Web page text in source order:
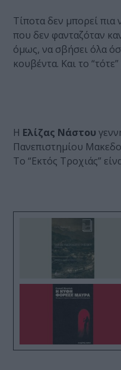
Τίποτα δεν μπορεί
που δεν φανταζόταν
όμως, να σβήσει όλα
κουβέντα. Και το
Η Ελίζας Νάστου
Πανεπιστημίου
Το “Εκτός Τροχιάς”